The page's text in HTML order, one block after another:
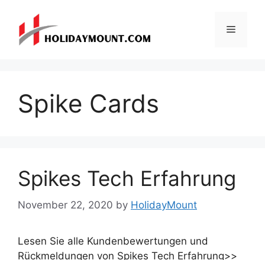
content
Menu
Spike Cards
Spikes Tech Erfahrung
November 22, 2020 by HolidayMount
Lesen Sie alle Kundenbewertungen und
Rückmeldungen von Spikes Tech Erfahrung>>